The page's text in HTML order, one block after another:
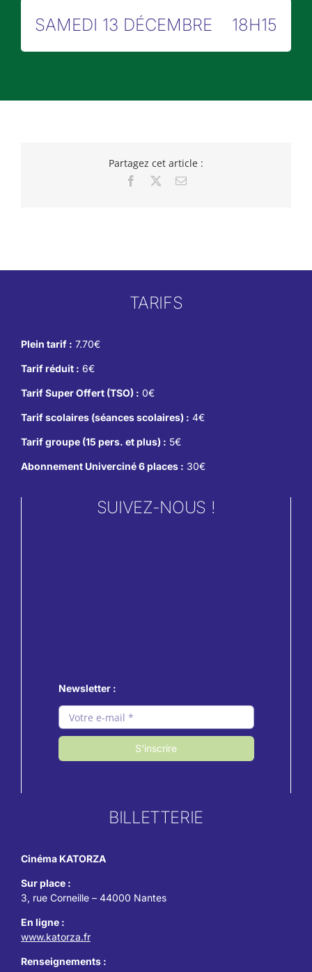
SAMEDI 13 DÉCEMBRE 18H15
Partagez cet article :
Facebook Email
TARIFS
Plein tarif : 7.70€
Tarif réduit : 6€
Tarif Super Offert (TSO) : 0€
Tarif scolaires (séances scolaires) : 4€
Tarif groupe (15 pers. et plus) : 5€
Abonnement Univerciné 6 places : 30€
SUIVEZ-NOUS !
Newsletter :
S'inscrire
BILLETTERIE
Cinéma KATORZA
Sur place :
3, rue Corneille – 44000 Nantes
En ligne :
www.katorza.fr
Renseignements :